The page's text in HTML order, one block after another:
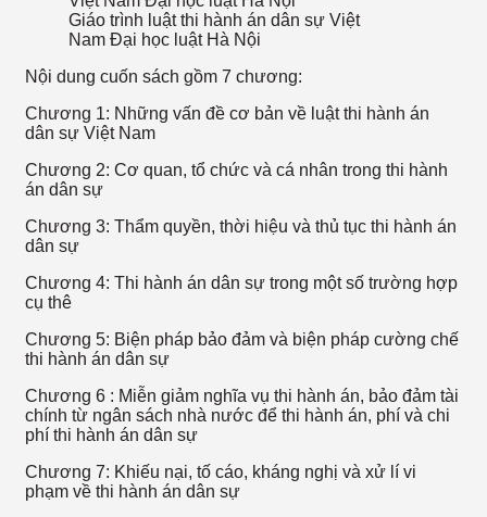
Giáo trình luật thi hành án dân sự Việt
Nam Đại học luật Hà Nội
Nội dung cuốn sách gồm 7 chương:
Chương 1: Những vấn đề cơ bản về luật thi hành án
dân sự Việt Nam
Chương 2: Cơ quan, tổ chức và cá nhân trong thi hành
án dân sự
Chương 3: Thẩm quyền, thời hiệu và thủ tục thi hành án
dân sự
Chương 4: Thi hành án dân sự trong một số trường hợp
cụ thê
Chương 5: Biện pháp bảo đảm và biện pháp cường chế
thi hành án dân sự
Chương 6 : Miễn giảm nghĩa vụ thi hành án, bảo đảm tài
chính từ ngân sách nhà nước để thi hành án, phí và chi
phí thi hành án dân sự
Chương 7: Khiếu nại, tố cáo, kháng nghị và xử lí vi
phạm về thi hành án dân sự